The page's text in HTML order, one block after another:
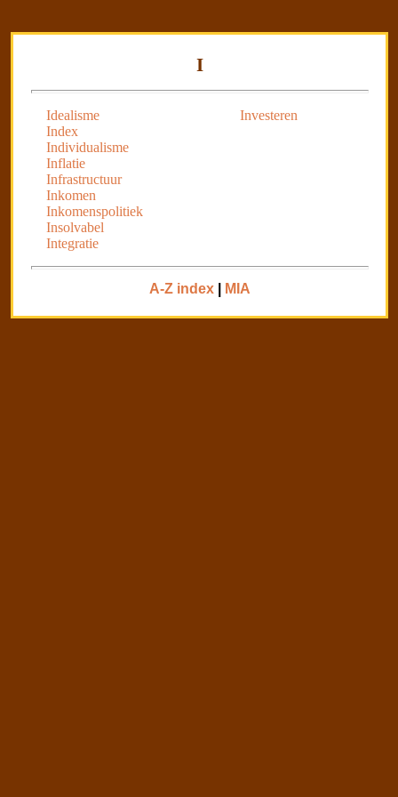
I
Idealisme
Index
Individualisme
Inflatie
Infrastructuur
Inkomen
Inkomenspolitiek
Insolvabel
Integratie
Investeren
A-Z index| MIA